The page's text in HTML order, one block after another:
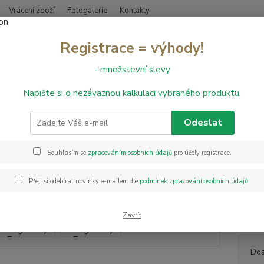
Vrácení zboží Fotogalerie Kontakty
Hledat
Vinylové podlahy Vinylová podlaha Design Vinyl Extreme 5009
podlaha Design Vinyl
pro
lze
Registrace = výhody!
- množstevní slevy
Napište si o nezávaznou kalkulaci vybraného produktu.
Odeslat
Souhlasím se zpracováním osobních údajůpro účely registrace.
Přeji si odebírat novinky e-mailem dle podmínek zpracování osobních údajů.
Zavřít